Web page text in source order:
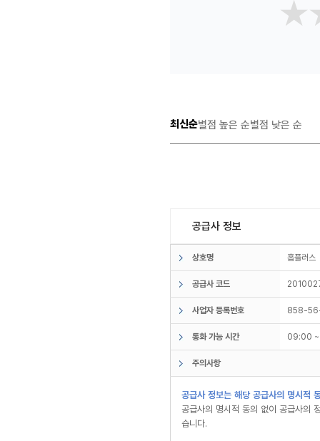
최신순별점 높은 순별점 낮은 순
공급사 정보
상호명 홉플러
공급사 코드
사업자 등록번호 858-
통화 가능 시간 09:00
주의사항
공급사 정보는 해당 공급사의 명시적
공급사의 명시적 동의 없이 공급사의
습니다.